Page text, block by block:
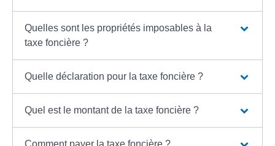
Quelles sont les propriétés imposables à la
taxe foncière ?
Quelle déclaration pour la taxe foncière ?
Quel est le montant de la taxe foncière ?
Comment payer la taxe foncière ?